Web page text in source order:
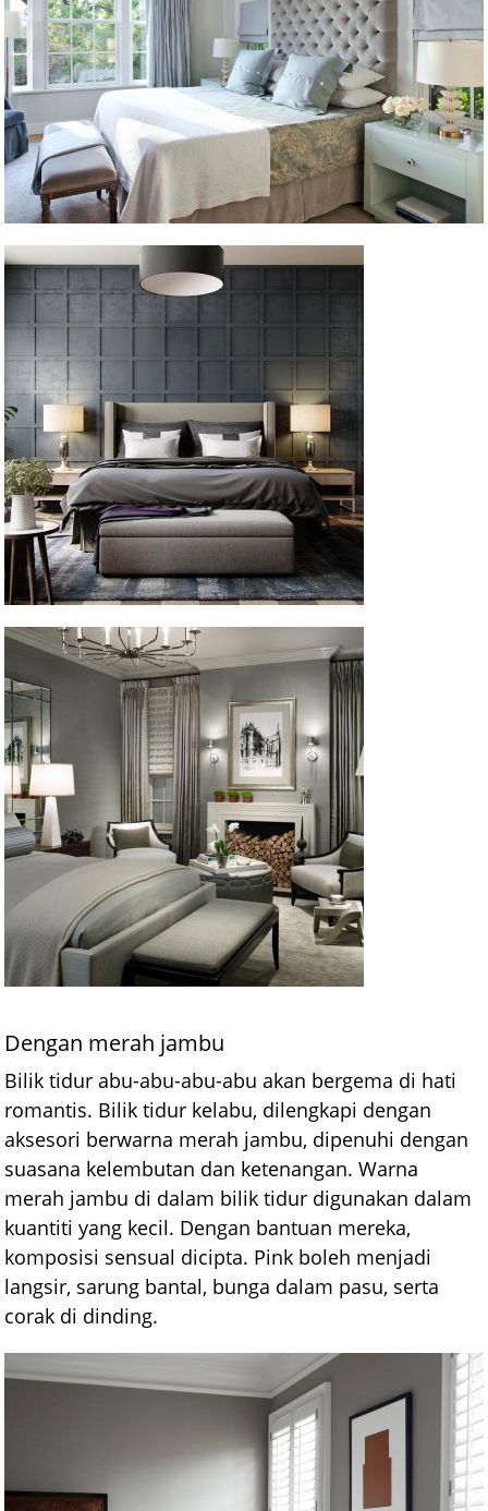
Dengan merah jambu
Bilik tidur abu-abu-abu-abu akan bergema di hati
romantis. Bilik tidur kelabu, dilengkapi dengan
aksesori berwarna merah jambu, dipenuhi dengan
suasana kelembutan dan ketenangan. Warna
merah jambu di dalam bilik tidur digunakan dalam
kuantiti yang kecil. Dengan bantuan mereka,
komposisi sensual dicipta. Pink boleh menjadi
langsir, sarung bantal, bunga dalam pasu, serta
corak di dinding.